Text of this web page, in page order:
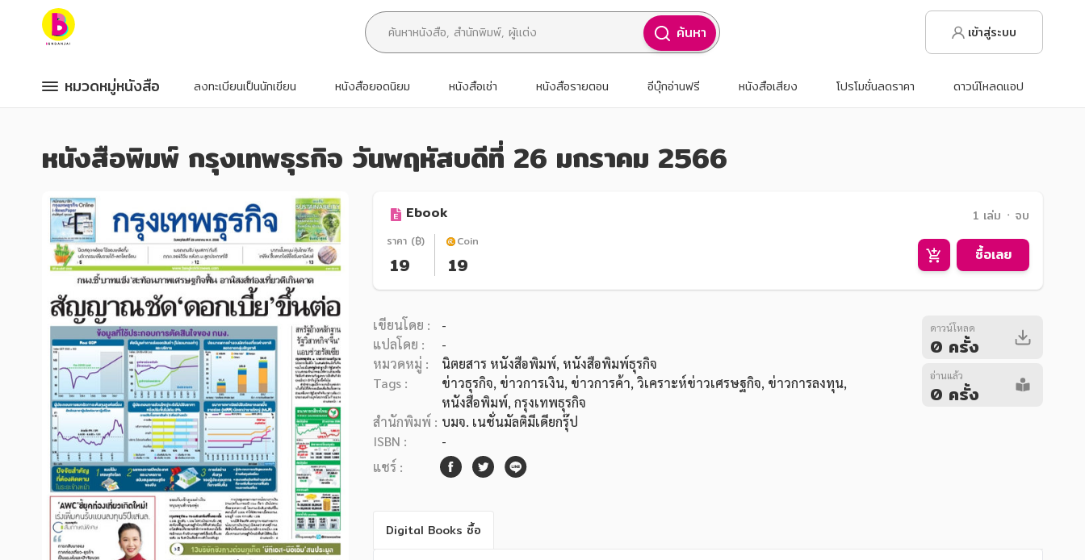
หมวดหมู่หนังสือ
หมวดหมู่ยอดนิยม
หนังสือออกใหม่
หนังสือยอดนิยม
โปรโมชั่นลดราคา
หมวดหมู่หนังสือ
อาหาร สุขภาพ การแพทย์
ศิลปะ บันเทิง กีฬา ท่องเที่ยว
สังคม วัฒนธรรม การปกครอง ศาสนาและปรัชญา
ศาสนา และปรัชญา
กฎหมาย สัญญา ภาษี
การเงิน การลงทุน บริหาร
นิตยสาร หนังสือพิมพ์
ครอบครัว
ค้นหา เข้าสู่ระบบ
หมวดหมู่หนังสือ
หมวดหมู่หนังสือ
หมวดหมู่ยอดนิยม
หนังสือออกใหม่
หนังสือยอดนิยม
โปรโมชั่นลดราคา
หมวดหมู่หนังสือ
อาหาร สุขภาพ การแพทย์
ศิลปะ บันเทิง กีฬา ท่องเที่ยว
สังคม วัฒนธรรม การปกครอง ศาสนาและปรัชญา
ศาสนา และปรัชญา
กฎหมาย สัญญา ภาษี
การเงิน การลงทุน บริหาร
นิตยสาร หนังสือพิมพ์
ครอบครัว
ลงทะเบียนเป็นนักเขียน หนังสือยอดนิยม หนังสือเช่า หนังสือรายตอน อีบุ๊กอ่านฟรี หนังสือเสียง โปรโมชั่นลดราคา ดาวน์โหลดแอป
หนังสือพิมพ์ กรุงเทพธุรกิจ วันพฤหัสบดีที่ 26 มกราคม 2566
Ebook 1 เล่ม ᛫ จบ
ราคา (฿)
19
Coin
19 ซื้อเลย
เขียนโดย :
-
แปลโดย :
-
หมวดหมู่ :
นิตยสาร หนังสือพิมพ์, หนังสือพิมพ์ธุรกิจ
Tags :
ข่าวธุรกิจ, ข่าวการเงิน, ข่าวการค้า, วิเคราะห์ข่าวเศรษฐกิจ, ข่าวการลงทุน,
หนังสือพิมพ์, กรุงเทพธุรกิจ
สำนักพิมพ์ : บมจ. เนชั่นมัลติมีเดียกรุ๊ป
ISBN :
-
แชร์ :
ดาวน์โหลด
0 ครั้ง
อ่านแล้ว
0 ครั้ง
Digital Books ซื้อ